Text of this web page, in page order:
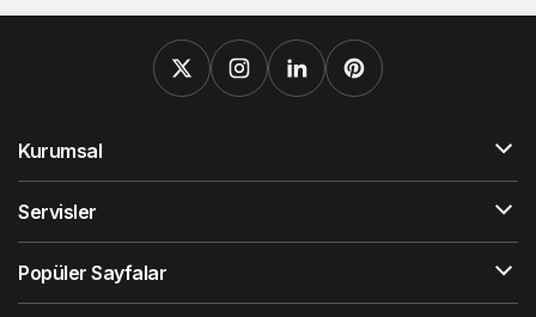
Kurumsal
Servisler
Popüler Sayfalar